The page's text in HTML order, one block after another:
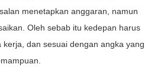
menetapkan anggaran, namun
Oleh sebab itu kedepan harus
dan sesuai dengan angka yang